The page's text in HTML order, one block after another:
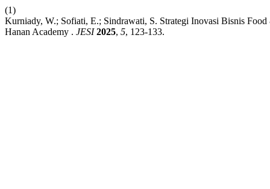
(1)
Kurniady, W.; Sofiati, E.; Sindrawati, S. Strategi Inovasi Bisnis
Hanan Academy . JESI 2025, 5, 123-133.